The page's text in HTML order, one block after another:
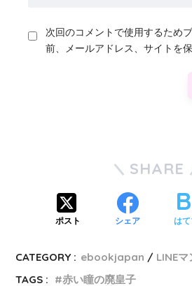
次回のコメントで使用するため
前、メールアドレス、サイトを保
SHARE
ポスト シェア は
CATEGORY : ebookjapan LINE
TAGS :
赤い瞳の廃皇子